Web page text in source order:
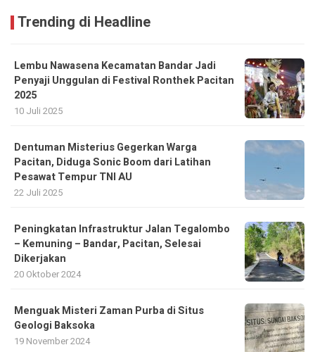
Trending di Headline
Lembu Nawasena Kecamatan Bandar Jadi
Penyaji Unggulan di Festival Ronthek Pacitan
2025
10 Juli 2025
Dentuman Misterius Gegerkan Warga
Pacitan, Diduga Sonic Boom dari Latihan
Pesawat Tempur TNI AU
22 Juli 2025
Peningkatan Infrastruktur Jalan Tegalombo
– Kemuning – Bandar, Pacitan, Selesai
Dikerjakan
20 Oktober 2024
Menguak Misteri Zaman Purba di Situs
Geologi Baksoka
19 November 2024